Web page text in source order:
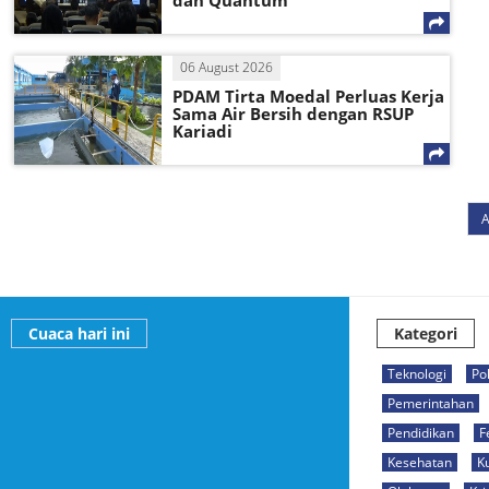
06 August 2026
PDAM Tirta Moedal Perluas Kerja
Sama Air Bersih dengan RSUP
Kariadi
Cuaca hari ini Kategori
Teknologi
Pemerintahan
Pendidikan
Kesehatan